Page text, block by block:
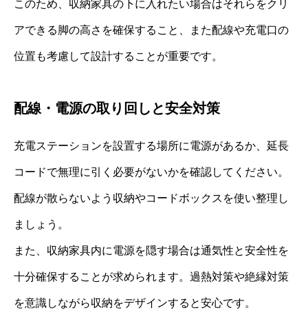
このため、収納家具の下に入れたい場合はそれらをクリ
アできる脚の高さを確保すること、また配線や充電口の
位置も考慮して設計することが重要です。
配線・電源の取り回しと安全対策
充電ステーションを設置する場所に電源があるか、延長
コードで無理に引く必要がないかを確認してください。
配線が散らないよう収納やコードボックスを使い整理し
ましょう。
また、収納家具内に電源を隠す場合は通気性と安全性を
十分確保することが求められます。過熱対策や絶縁対策
を意識しながら収納をデザインすると安心です。